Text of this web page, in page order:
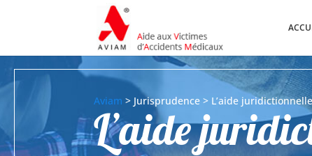
Aviam > Jurisprudence > L’aide
L’aide